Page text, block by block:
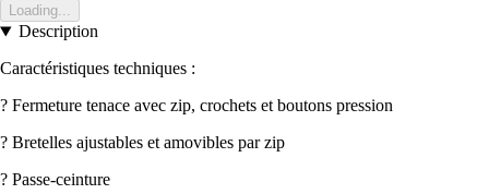
Loading...
Description
Caractéristiques techniques :
? Fermeture tenace avec zip, crochets et boutons pression
? Bretelles ajustables et amovibles par zip
? Passe-ceinture